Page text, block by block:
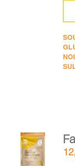
AJOUTER
AU
PANIER